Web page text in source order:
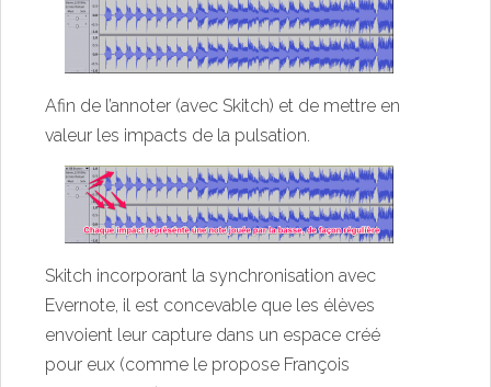
Afin de l’annoter (avec Skitch) et de mettre en
valeur les impacts de la pulsation.
Skitch incorporant la synchronisation avec
Evernote, il est concevable que les élèves
envoient leur capture dans un espace créé
pour eux (comme le propose François